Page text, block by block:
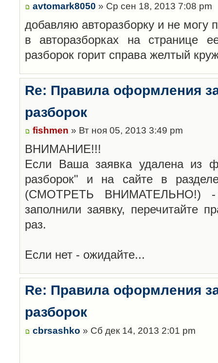
avtomark8050 » Ср сен 18, 2013 7:08 pm
добавляю авторазборку и не могу
в авторазборках на странице
разборок горит справа желтый
Re: Правила оформления
разборок
fishmen » Вт ноя 05, 2013 3:49 pm
ВНИМАНИЕ!!!
Если Ваша заявка удалена из
разборок" и на сайте в
(СМОТРЕТЬ ВНИМАТЕЛЬНО!)
заполнили заявку, перечитайте
раз.
Если нет - ожидайте...
Re: Правила оформления
разборок
cbrsashko » Сб дек 14, 2013 2:01 pm